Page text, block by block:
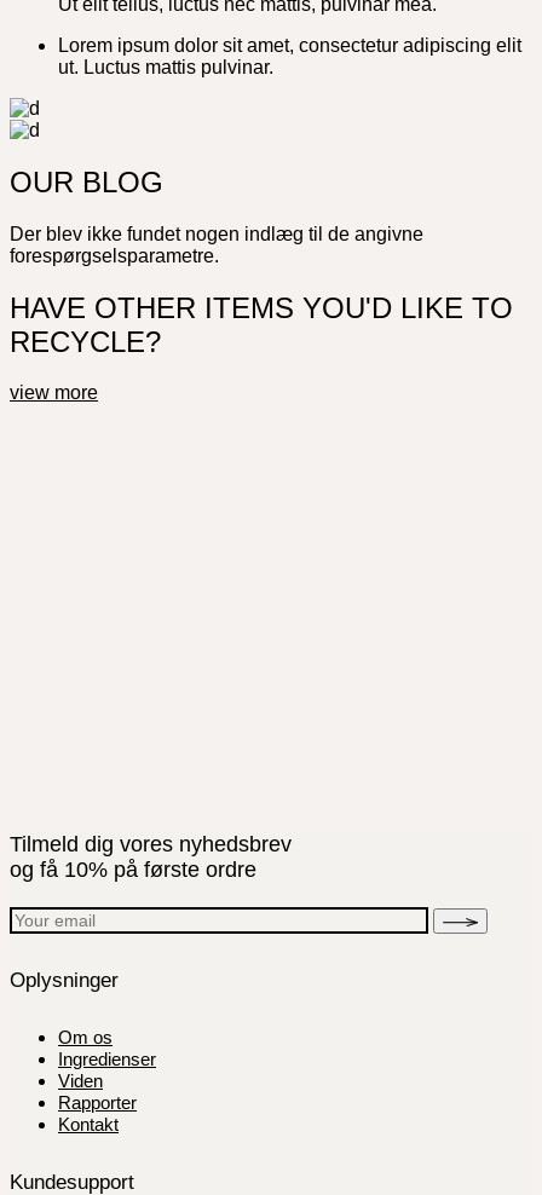
Lorem ipsum dolor sit amet, consectetur adipiscing elit
ut. Luctus mattis pulvinar.
OUR BLOG
Der blev ikke fundet nogen indlæg til de angivne
forespørgselsparametre.
HAVE OTHER ITEMS YOU'D LIKE TO
RECYCLE?
view more
Tilmeld dig vores nyhedsbrev
og få 10% på første ordre
Oplysninger
Om os
Ingredienser
Viden
Rapporter
Kontakt
Kundesupport